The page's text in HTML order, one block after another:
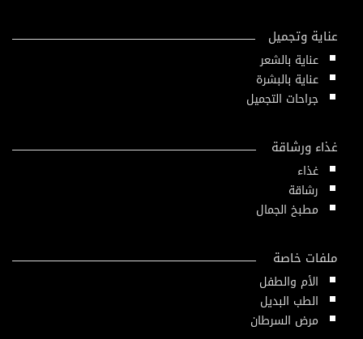
عناية وتجميل
عناية بالشعر
عناية بالبشرة
جراحات التجميل
غذاء ورشاقة
غذاء
رشاقة
مطبخ الجمال
ملفات خاصة
الأم والطفل
الطب البديل
مرض السرطان